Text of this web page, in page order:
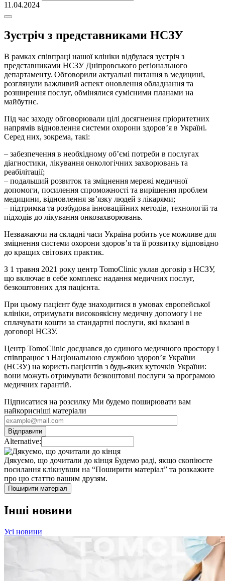
11.04.2024
Зустріч з представниками НСЗУ
В рамках співпраці нашої клініки відбулася зустріч з
представниками НСЗУ Дніпровського регіонального
департаменту. Обговорили актуальні питання в медицині,
розглянули важливий аспект оновлення обладнання та
розширення послуг, обмінялися сумісними планами на
майбутнє.
Під час заходу обговорювали цілі досягнення пріоритетних
напрямів відновлення системи охорони здоров’я в Україні.
Серед них, зокрема, такі:
– забезпечення в необхідному об’ємі потреби в послугах
діагностики, лікування онкологічних захворювань та
реабілітації;
– подальший розвиток та зміцнення мережі медичної
допомоги, посилення спроможності та вирішення проблем
медицини, відновлення зв’язку людей з лікарями;
– підтримка та розбудова інноваційних методів, технологій та
підходів до лікування онкозахворювань.
Незважаючи на складні часи Україна робить усе можливе для
зміцнення системи охорони здоров’я та її розвитку відповідно
до кращих світових практик.
З 1 травня 2021 року центр TomoClinic уклав договір з НСЗУ,
що включає в себе комплекс надання медичних послуг,
безкоштовних для пацієнта.
При цьому пацієнт буде знаходитися в умовах європейської
клініки, отримувати високоякісну медичну допомогу і не
сплачувати кошти за стандартні послуги, які вказані в
договорі НСЗУ.
Центр TomoClinic доєднався до єдиного медичного простору і
співпрацює з Національною службою здоров’я України
(НСЗУ) на користь пацієнтів з будь-яких куточків України:
вони можуть отримувати безкоштовні послуги за програмою
медичних гарантій.
Підписатися на розсилку Ми будемо поширювати вам
найкорисніші матеріали
Alternative:
Дякуємо, що дочитали до кінця Будемо раді, якщо скопіюєте
посилання клікнувши на “Поширити матеріал” та розкажите
про цю статтю вашим друзям.
Поширити матеріал
Інші новини
Усі новини